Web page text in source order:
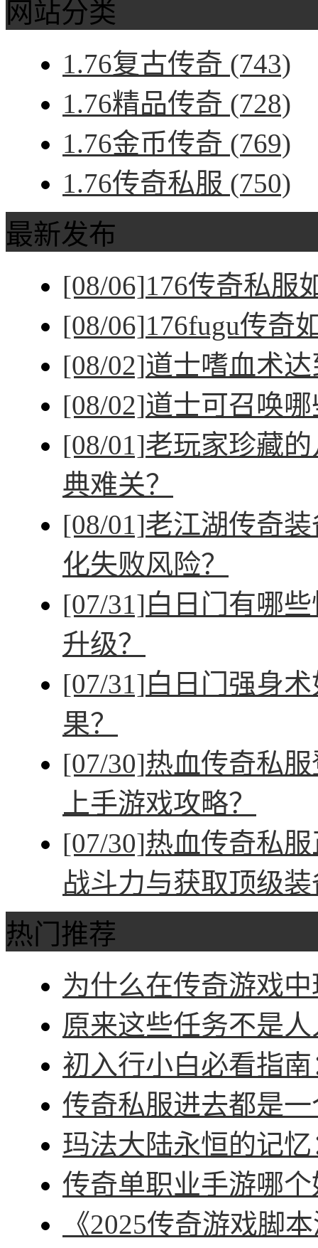
网站分类
1.76复古传奇 (743)
1.76精品传奇 (728)
1.76金币传奇 (769)
1.76传奇私服 (750)
最新发布
[08/06]176传奇私服
[08/06]176fugu传奇
[08/02]道士嗜血术
[08/02]道士可召唤
[08/01]老玩家珍藏
典难关？
[08/01]老江湖传奇
化失败风险？
[07/31]白日门有哪
升级？
[07/31]白日门强身
果？
[07/30]热血传奇私
上手游戏攻略？
[07/30]热血传奇私
战斗力与获取顶级
热门推荐
为什么在传奇游戏
原来这些任务不是
初入行小白必看指
传奇私服进去都是
玛法大陆永恒的记
传奇单职业手游哪
《2025传奇游戏脚